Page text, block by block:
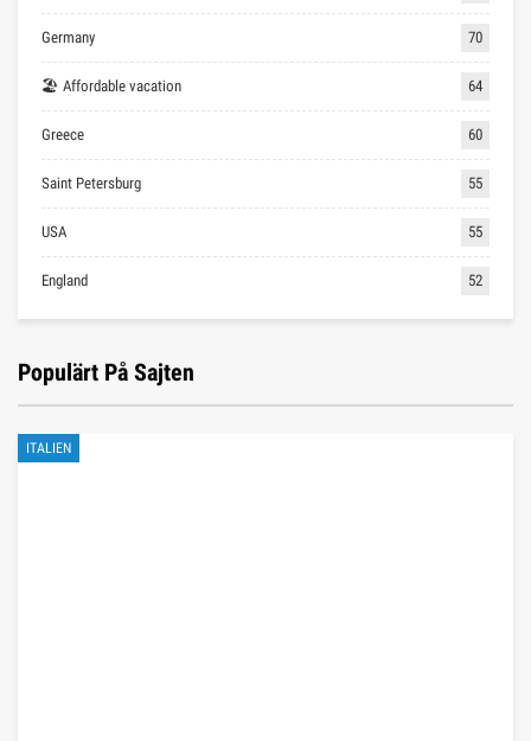
Germany 70
🏖 Affordable vacation 64
Greece 60
Saint Petersburg 55
USA 55
England 52
Populärt På Sajten
ITALIEN